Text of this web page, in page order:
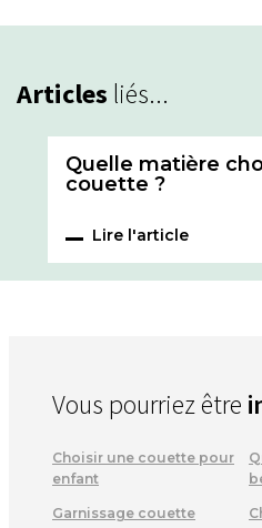
Articles liés...
Quelle matière
couette ?
Lire l'article
Vous pourriez être
Choisir une couette pour
enfant
Garnissage couette